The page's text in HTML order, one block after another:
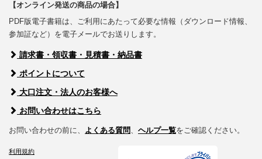
【オンライン発送の商品の場合】
PDF版電子書籍は、ご利用にあたって必要な情報（ダウンロード情報、
参加証など）を電子メールでお送りします。
請求書・領収書・見積書・納品書
ポイントについて
大口注文・法人のお客様へ
お問い合わせはこちら
お問い合わせの前に、 よくある質問、 ヘルプ一覧をご確認ください。
利用規約